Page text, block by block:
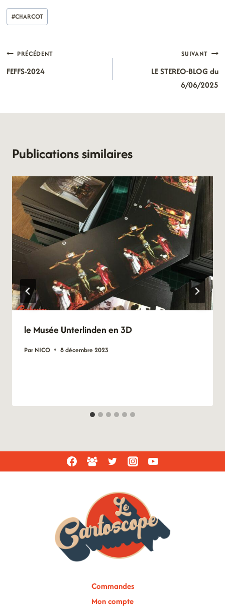
Étiquettes
de
publication :
#CHARCOT
Navigation
de
PRÉCÉDENT
FEFFS-2024
SUIVANT
LE STEREO-BLOG du
6/06/2025
Publications similaires
le Musée Unterlinden en 3D
Par NICO 8 décembre 2023
Commandes
Mon compte